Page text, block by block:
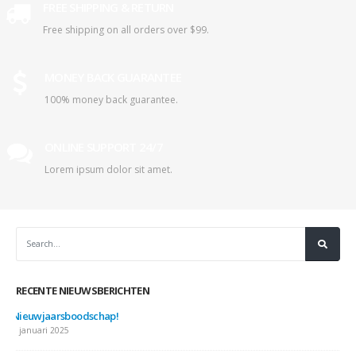
Free shipping on all orders over $99.
100% money back guarantee.
Lorem ipsum dolor sit amet.
RECENTE NIEUWSBERICHTEN
Nieuwjaarsboodschap!
7 januari 2025